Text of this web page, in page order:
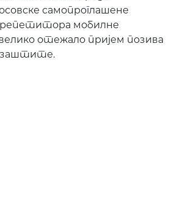
самопроглашене
мобилне
отежало пријем позива
заштите.